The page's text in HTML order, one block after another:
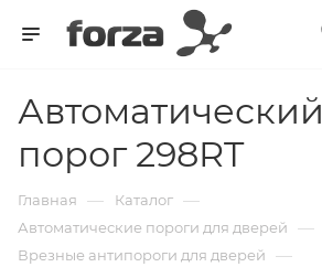
Автоматический
порог 298RT
Главная — Каталог —
Автоматические пороги для дверей —
Врезные антипороги для дверей —